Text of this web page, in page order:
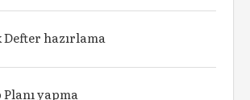
hazırlama
Planı yapma